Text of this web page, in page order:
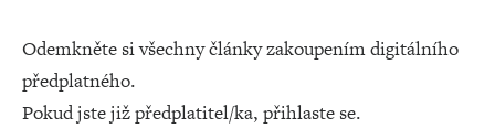
Odemkněte si všechny články zakoupením digitálního
předplatného.
Pokud jste již předplatitel/ka, přihlaste se.